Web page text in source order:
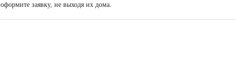
оформите заявку, не выходя их дома.